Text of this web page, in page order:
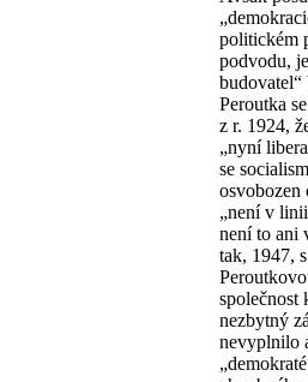
politickém
podvodu,
Peroutka
z r. 1924,
„nyní
se
osvobozen
„není v
není to ani
tak, 1947,
společnost
nezbytný
nevyplnilo